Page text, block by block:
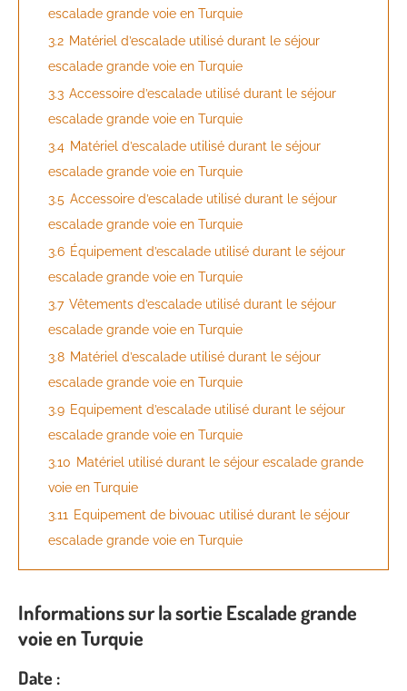
escalade grande voie en Turquie
3.2 Matériel d’escalade utilisé durant le séjour
escalade grande voie en Turquie
3.3 Accessoire d’escalade utilisé durant le séjour
escalade grande voie en Turquie
3.4 Matériel d’escalade utilisé durant le séjour
escalade grande voie en Turquie
3.5 Accessoire d’escalade utilisé durant le séjour
escalade grande voie en Turquie
3.6 Équipement d’escalade utilisé durant le séjour
escalade grande voie en Turquie
3.7 Vêtements d’escalade utilisé durant le séjour
escalade grande voie en Turquie
3.8 Matériel d’escalade utilisé durant le séjour
escalade grande voie en Turquie
3.9 Equipement d’escalade utilisé durant le séjour
escalade grande voie en Turquie
3.10 Matériel utilisé durant le séjour escalade grande
voie en Turquie
3.11 Equipement de bivouac utilisé durant le séjour
escalade grande voie en Turquie
Informations sur la sortie Escalade grande
voie en Turquie
Date :